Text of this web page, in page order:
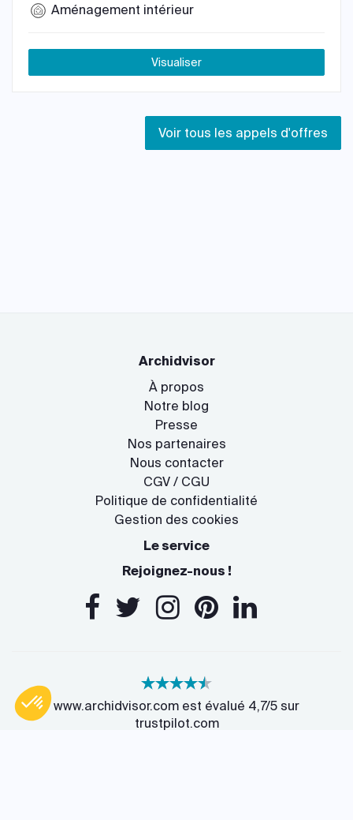
Aménagement intérieur
Visualiser
Voir tous les appels d'offres
Archidvisor
À propos
Notre blog
Presse
Nos partenaires
Nous contacter
CGV / CGU
Politique de confidentialité
Gestion des cookies
Le service
Rejoignez-nous !
www.archidvisor.com est évalué 4,7/5 sur
trustpilot.com